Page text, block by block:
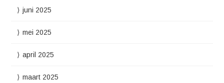
juni 2025
mei 2025
april 2025
maart 2025